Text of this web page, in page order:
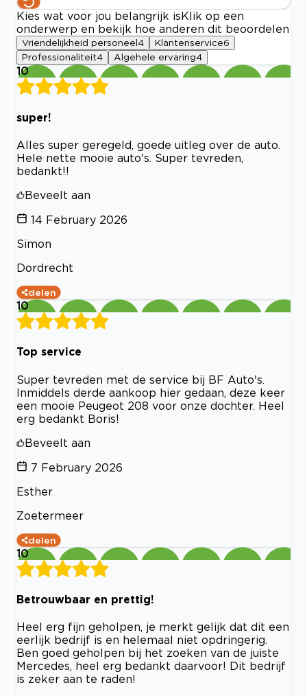
Kies wat voor jou belangrijk is Klik op een
onderwerp en bekijk hoe anderen dit beoordelen
Vriendelijkheid personeel 4 Klantenservice6
Professionaliteit4 Algehele ervaring4
10
super!
Alles super geregeld, goede uitleg over de auto.
Hele nette mooie auto's. Super tevreden,
bedankt!!
Beveelt aan
14 February 2026
Simon
Dordrecht
delen
10
Top service
Super tevreden met de service bij BF Auto's.
Inmiddels derde aankoop hier gedaan, deze keer
een mooie Peugeot 208 voor onze dochter. Heel
erg bedankt Boris!
Beveelt aan
7 February 2026
Esther
Zoetermeer
delen
10
Betrouwbaar en prettig!
Heel erg fijn geholpen, je merkt gelijk dat dit een
eerlijk bedrijf is en helemaal niet opdringerig.
Ben goed geholpen bij het zoeken van de juiste
Mercedes, heel erg bedankt daarvoor! Dit bedrijf
is zeker aan te raden!